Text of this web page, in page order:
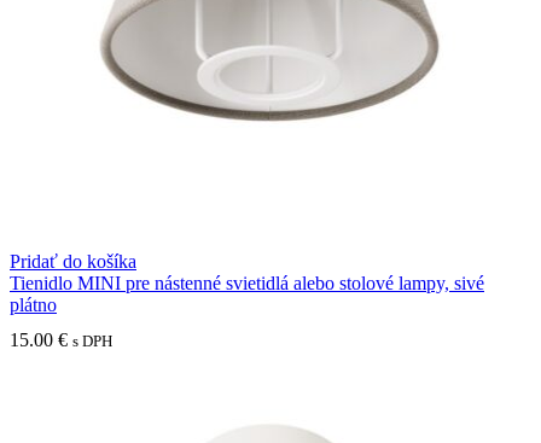
Pridať do košíka
Tienidlo MINI pre nástenné svietidlá alebo stolové lampy, sivé
plátno
15.00 € s DPH